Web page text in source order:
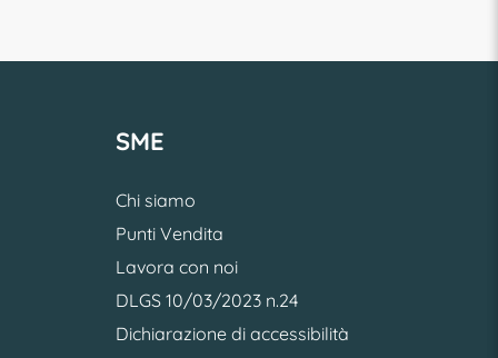
SME
Chi siamo
Punti Vendita
Lavora con noi
DLGS 10/03/2023 n.24
Dichiarazione di accessibilità